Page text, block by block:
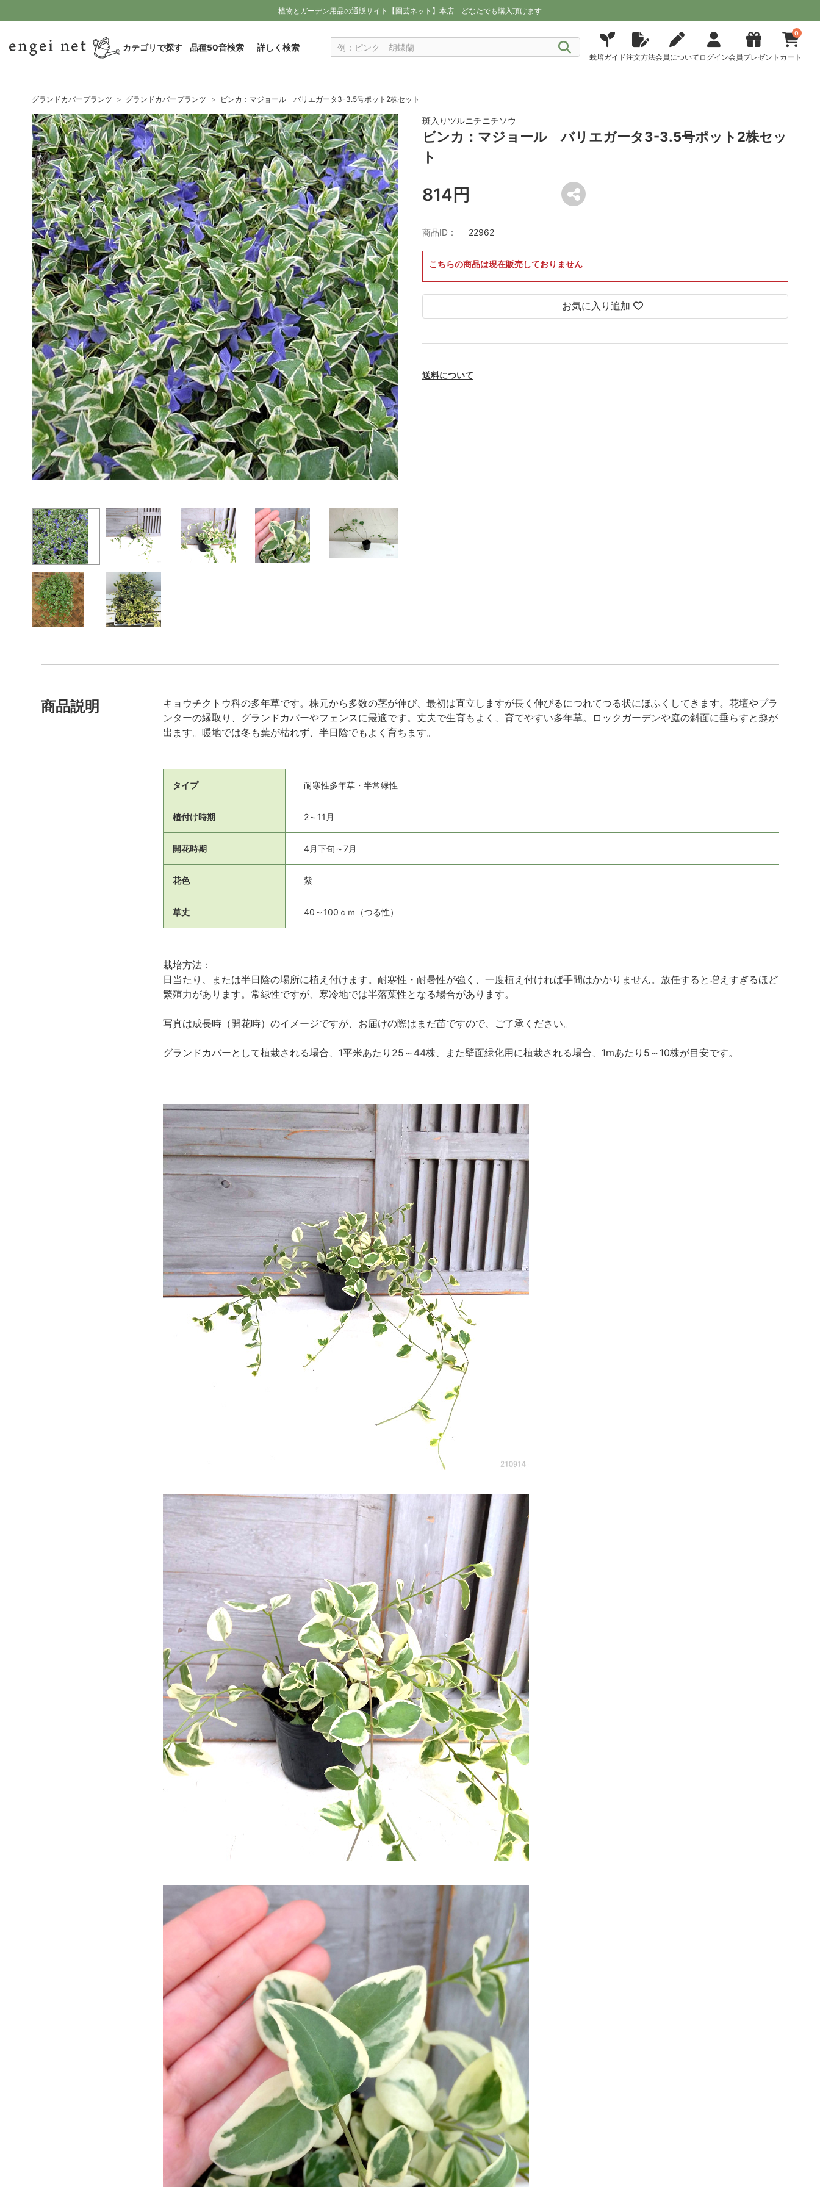
植物とガーデン用品の通販サイト【園芸ネット】本店 どなたでも購入頂けます
カテゴリで探す 品種50音検索 詳しく検索
栽培ガイド注文方法会員について ログイン会員プレゼント
0
カート
グランドカバープランツ グランドカバープランツ ビンカ：マジョール バリエガータ3-3.5号ポット2株セット
斑入りツルニチニチソウ
ビンカ：マジョール バリエガータ3-3.5号ポット2株セッ
ト
814円
商品ID： 22962
こちらの商品は現在販売しておりません
お気に入り追加
送料について
商品説明
キョウチクトウ科の多年草です。株元から多数の茎が伸び、最初は直立しますが長く伸びるにつれてつる状にほふくしてきます。花壇やプラ
ンターの縁取り、グランドカバーやフェンスに最適です。丈夫で生育もよく、育てやすい多年草。ロックガーデンや庭の斜面に垂らすと趣が
出ます。暖地では冬も葉が枯れず、半日陰でもよく育ちます。
タイプ 耐寒性多年草・半常緑性
植付け時期 2～11月
開花時期 4月下旬～7月
花色 紫
草丈 40～100ｃｍ（つる性）
栽培方法：
日当たり、または半日陰の場所に植え付けます。耐寒性・耐暑性が強く、一度植え付ければ手間はかかりません。放任すると増えすぎるほど
繁殖力があります。常緑性ですが、寒冷地では半落葉性となる場合があります。
写真は成長時（開花時）のイメージですが、お届けの際はまだ苗ですので、ご了承ください。
グランドカバーとして植栽される場合、1平米あたり25～44株、また壁面緑化用に植栽される場合、1mあたり5～10株が目安です。